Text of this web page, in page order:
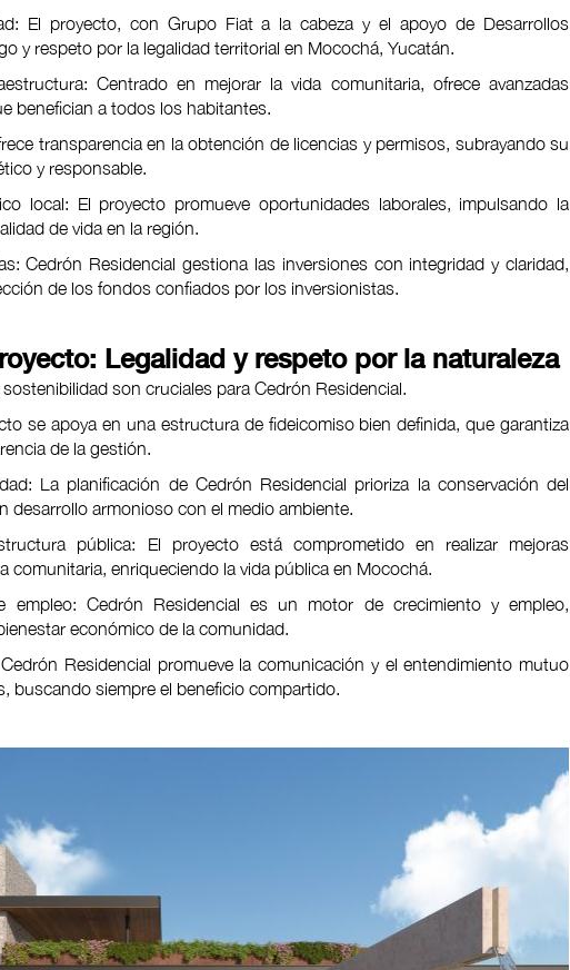
El proyecto, con Grupo Fiat a la cabeza y el apoyo de Desarrollos
y respeto por la legalidad territorial en Mocochá, Yucatán.
Centrado en mejorar la vida comunitaria, ofrece avanzadas
benefician a todos los habitantes.
transparencia en la obtención de licencias y permisos, subrayando su
y responsable.
local: El proyecto promueve oportunidades laborales, impulsando la
de vida en la región.
Cedrón Residencial gestiona las inversiones con integridad y claridad,
de los fondos confiados por los inversionistas.
Legalidad y respeto por la naturaleza
son cruciales para Cedrón Residencial.
se apoya en una estructura de fideicomiso bien definida, que garantiza
de la gestión.
La planificación de Cedrón Residencial prioriza la conservación del
desarrollo armonioso con el medio ambiente.
pública: El proyecto está comprometido en realizar mejoras
comunitaria, enriqueciendo la vida pública en Mocochá.
empleo: Cedrón Residencial es un motor de crecimiento y empleo,
económico de la comunidad.
Residencial promueve la comunicación y el entendimiento mutuo
buscando siempre el beneficio compartido.